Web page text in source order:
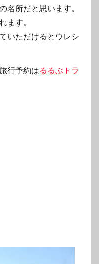
名所だと思います。
ます。
いただけるとウレシ
行予約はるるぶトラ